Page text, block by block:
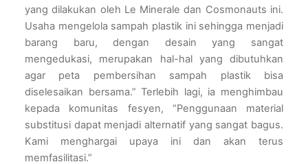
yang dilakukan oleh Le Minerale dan Cosmonauts ini.
Usaha mengelola sampah plastik ini sehingga menjadi
barang baru, dengan desain yang sangat
mengedukasi, merupakan hal-hal yang dibutuhkan
agar peta pembersihan sampah plastik bisa
diselesaikan bersama.” Terlebih lagi, ia menghimbau
kepada komunitas fesyen, “Penggunaan material
substitusi dapat menjadi alternatif yang sangat bagus.
Kami menghargai upaya ini dan akan terus
memfasilitasi.”